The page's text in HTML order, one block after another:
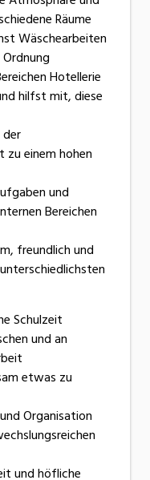
Räume
Wäschearbeiten
Hotellerie
hilfst mit, diese
einem hohen
und
Bereichen
freundlich und
Schulzeit
und an
etwas zu
Organisation
und höfliche